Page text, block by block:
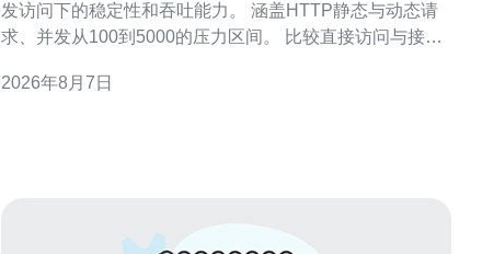
发访问下的稳定性和吞吐能力。 涵盖HTTP静态与动态请
求、并发从100到5000的压力区间。 比较直接访问与接入
站长与SRE团队。 测试结果将用于制定流量调度及抗压策
2026年8月7日